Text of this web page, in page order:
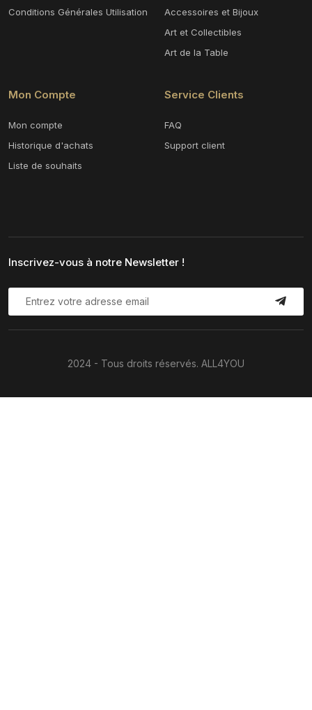
Conditions Générales Utilisation
Accessoires et Bijoux
Art et Collectibles
Art de la Table
Mon Compte
Mon compte
Historique d'achats
Liste de souhaits
Service Clients
FAQ
Support client
Inscrivez-vous à notre Newsletter !
2024 - Tous droits réservés. ALL4YOU